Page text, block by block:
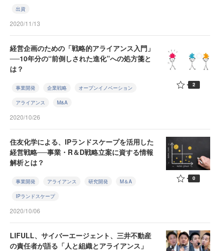
出資
2020/11/13
経営企画のための「戦略的アライアンス入門」
──10年分の“前倒しされた進化”への処方箋と
は？
事業開発 企業戦略 オープンイノベーション
アライアンス M&A
2020/10/26
2
住友化学による、IPランドスケープを活用した
経営戦略──事業・R＆D戦略立案に資する情報
解析とは？
事業開発 アライアンス 研究開発 M＆A
IPランドスケープ
2020/10/06
0
LIFULL、サイバーエージェント、三井不動産
の責任者が語る「人と組織とアライアンス」